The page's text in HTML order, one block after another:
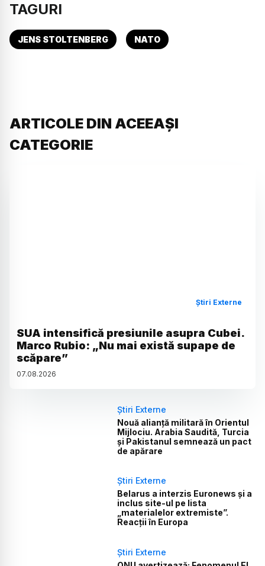
TAGURI
JENS STOLTENBERG NATO
ARTICOLE DIN ACEEAȘI
CATEGORIE
Știri Externe
SUA intensifică presiunile asupra Cubei.
Marco Rubio: „Nu mai există supape de
scăpare”
07.08.2026
Știri Externe
Nouă alianță militară în Orientul
Mijlociu. Arabia Saudită, Turcia
și Pakistanul semnează un pact
de apărare
Știri Externe
Belarus a interzis Euronews și a
inclus site-ul pe lista
„materialelor extremiste”.
Reacții în Europa
Știri Externe